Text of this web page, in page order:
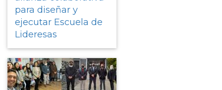
para diseñar y
ejecutar Escuela de
Lideresas